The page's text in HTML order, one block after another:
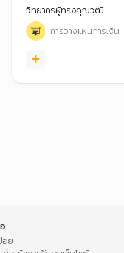
อายุยืนขึ้น มาเตรียมความพ
หลังเกษียณอย่างมีความสุข
วิทยากรผู้ทรงคุณวุฒิ
การวางแผนการเงิน
อย